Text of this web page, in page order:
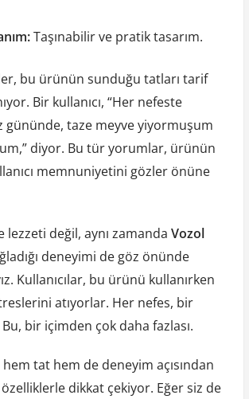
Taşınabilir ve pratik tasarım.
bu ürünün sunduğu tatları tarif
Bir kullanıcı, “Her nefeste
gününde, taze meyve yiyormuşum
diyor. Bu tür yorumlar, ürünün
memnuniyetini gözler önüne
lezzeti değil, aynı zamanda Vozol
deneyimi de göz önünde
Kullanıcılar, bu ürünü kullanırken
atıyorlar. Her nefes, bir
bir içimden çok daha fazlası.
tat hem de deneyim açısından
dikkat çekiyor. Eğer siz de